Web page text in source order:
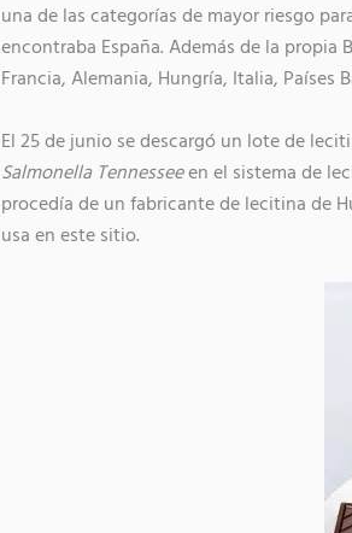
una de las categorías de mayor riesgo
encontraba España. Además de la propia
Francia, Alemania, Hungría, Italia, Países
El 25 de junio se descargó un lote de
Salmonella Tennesseeen el sistema de
procedía de un fabricante de lecitina de
usa en este sitio.